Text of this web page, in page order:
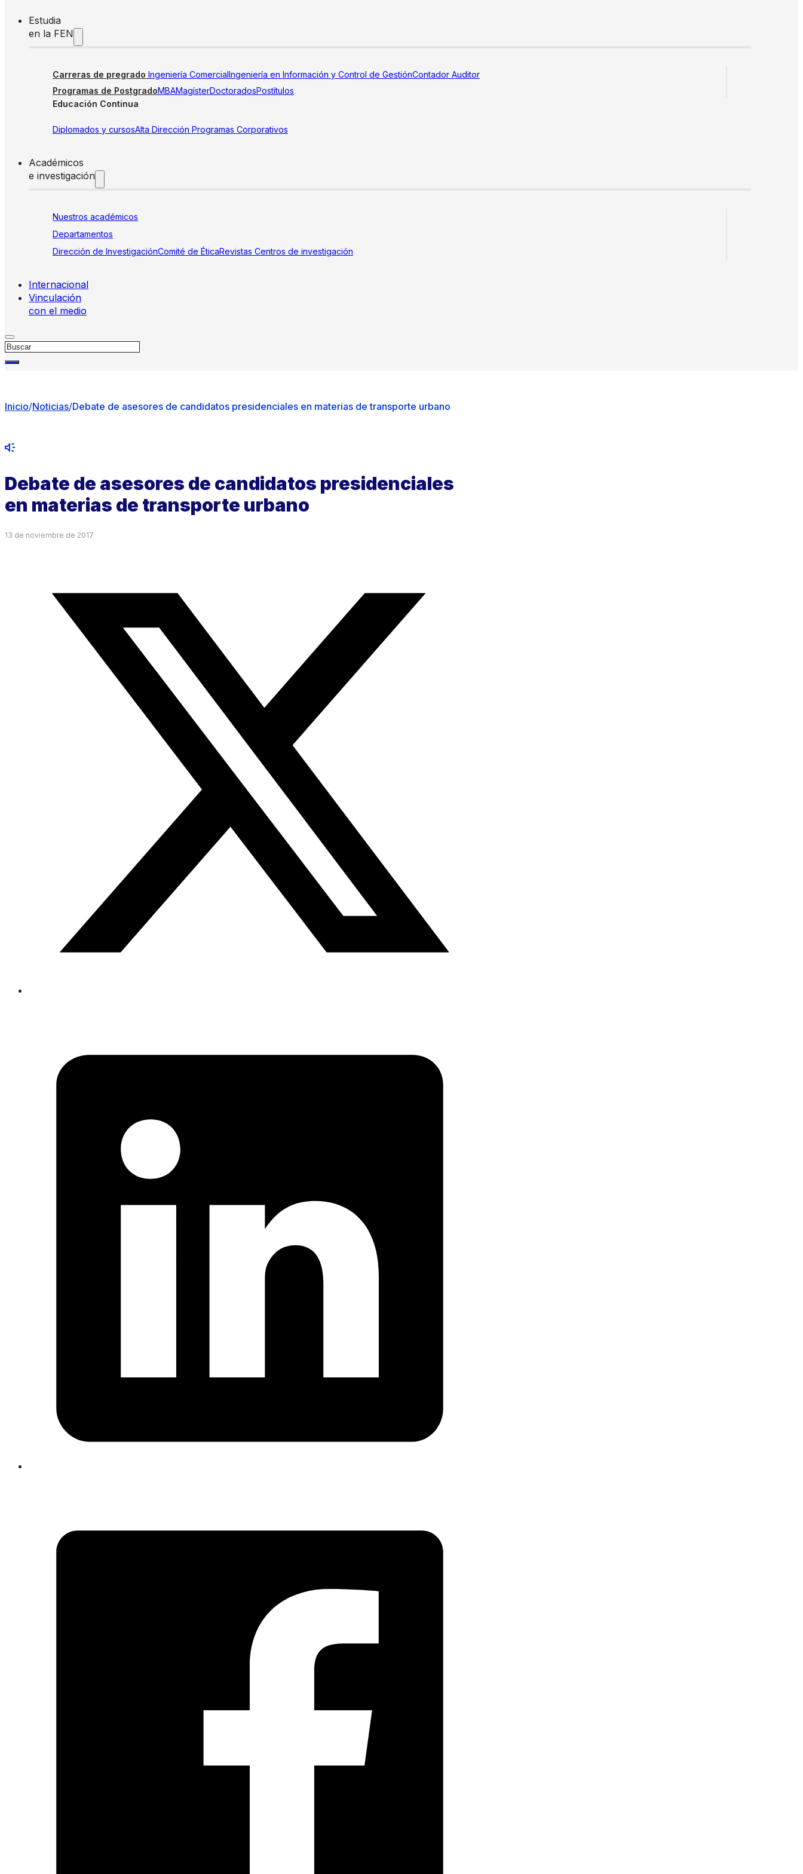
Estudia
en la FEN
Carreras de pregrado Ingeniería ComercialIngeniería en Información y Control de GestiónContador Auditor
Programas de PostgradoMBAMagísterDoctoradosPostítulos
Educación Continua
Diplomados y cursosAlta Dirección Programas Corporativos
Académicos
e investigación
Nuestros académicos
Departamentos
Dirección de InvestigaciónComité de ÉticaRevistas Centros de investigación
Internacional
Vinculación
con el medio
Buscar
Inicio/Noticias/Debate de asesores de candidatos presidenciales en materias de transporte urbano
Debate de asesores de candidatos presidenciales
en materias de transporte urbano
13 de noviembre de 2017